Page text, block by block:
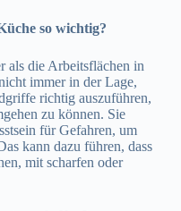
so wichtig?
als die Arbeitsflächen in
immer in der Lage,
richtig auszuführen,
zu können. Sie
für Gefahren, um
kann dazu führen, dass
mit scharfen oder